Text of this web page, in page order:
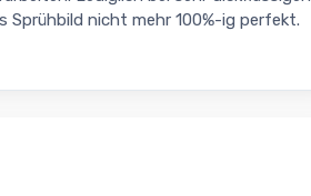
Sprühbild nicht mehr 100%-ig perfekt.